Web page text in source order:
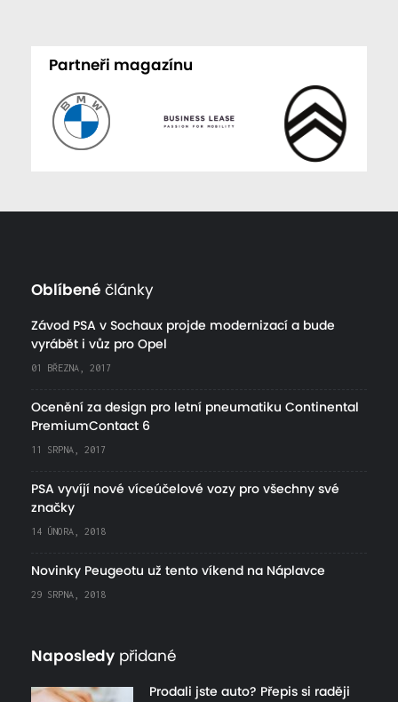
Partneři magazínu
Oblíbené články
Závod PSA v Sochaux projde modernizací a bude
vyrábět i vůz pro Opel
01 BŘEZNA, 2017
Ocenění za design pro letní pneumatiku Continental
PremiumContact 6
11 SRPNA, 2017
PSA vyvíjí nové víceúčelové vozy pro všechny své
značky
14 ÚNORA, 2018
Novinky Peugeotu už tento víkend na Náplavce
29 SRPNA, 2018
Naposledy přidané
Prodali jste auto? Přepis si raději